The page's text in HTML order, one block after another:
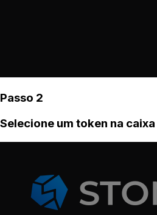
Passo 2
Selecione um token na